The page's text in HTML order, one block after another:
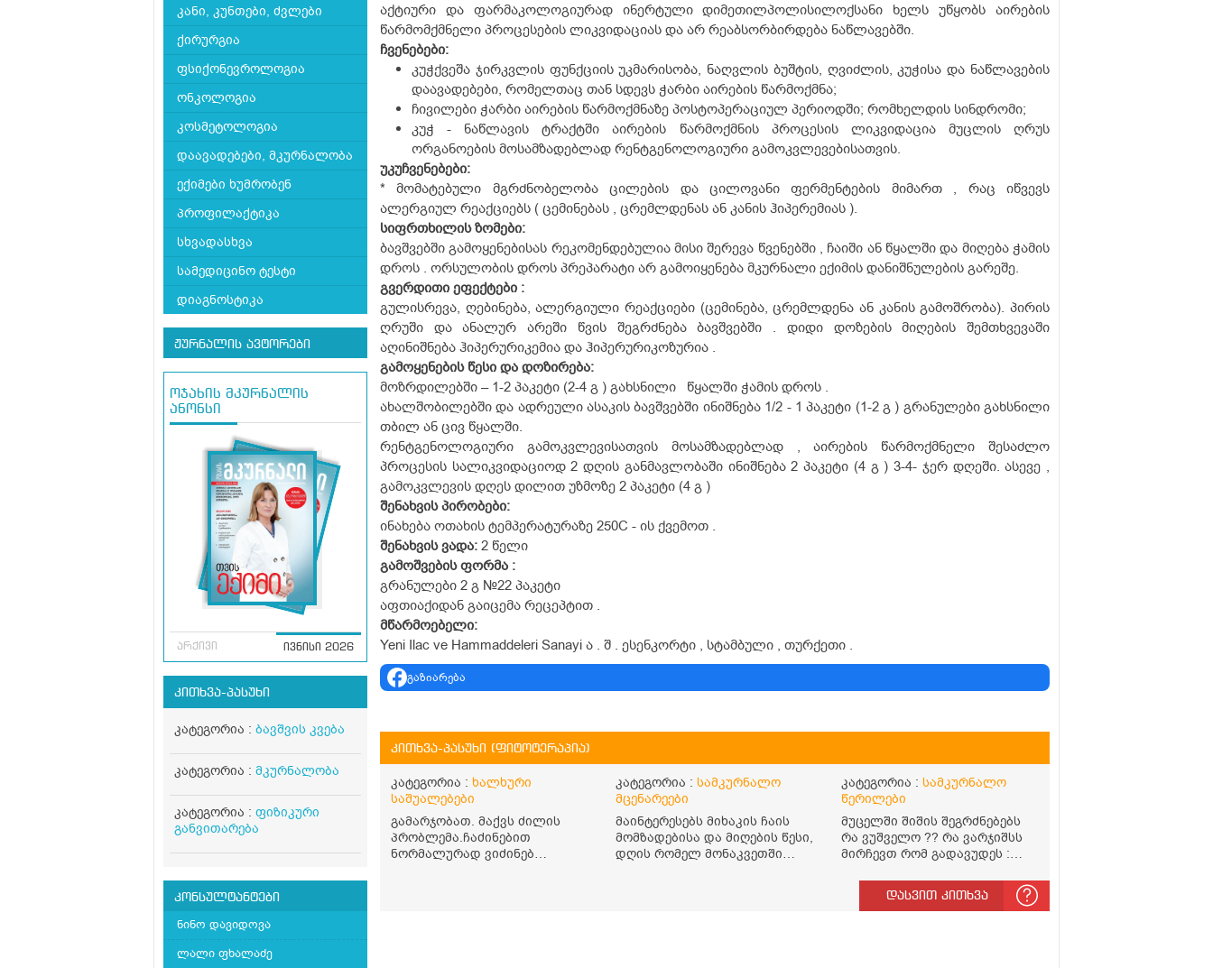
კანი, კუნთები, ძვლები
ქირურგია
ფსიქონევროლოგია
ონკოლოგია
კოსმეტოლოგია
დაავადებები, მკურნალობა
ექიმები ხუმრობენ
პროფილაქტიკა
სხვადასხვა
სამედიცინო ტესტი
დიაგნოსტიკა
ჟურნალის ავტორები
ოჯახის მკურნალის
ანონსი
არქივი ივნისი 2026
კითხვა-პასუხი
კატეგორია : ბავშვის კვება
კატეგორია : მკურნალობა
კატეგორია : ფიზიკური
განვითარება
კონსულტანტები
ნინო დავიდოვა
ლალი ფხალაძე
აქტიური და ფარმაკოლოგიურად ინერტული დიმეთილპოლისილოქსანი ხელს უწყობს აირების
წარმომქმნელი პროცესების ლიკვიდაციას და არ რეაბსორბირდება ნაწლავებში.
ჩვენებები:
კუჭქვეშა ჯირკვლის ფუნქციის უკმარისობა, ნაღვლის ბუშტის, ღვიძლის, კუჭისა და ნაწლავების
დაავადებები, რომელთაც თან სდევს ჭარბი აირების წარმოქმნა;
ჩივილები ჭარბი აირების წარმოქმნაზე პოსტოპერაციულ პერიოდში; რომხელდის სინდრომი;
კუჭ - ნაწლავის ტრაქტში აირების წარმოქმნის პროცესის ლიკვიდაცია მუცლის ღრუს
ორგანოების მოსამზადებლად რენტგენოლოგიური გამოკვლევებისათვის.
უკუჩვენებები:
* მომატებული მგრძნობელობა ცილების და ცილოვანი ფერმენტების მიმართ , რაც იწვევს
ალერგიულ რეაქციებს ( ცემინებას , ცრემლდენას ან კანის ჰიპერემიას ).
სიფრთხილისზომები:
ბავშვებში გამოყენებისას რეკომენდებულია მისი შერევა წვენებში , ჩაიში ან წყალში და მიღება ჭამის
დროს . ორსულობის დროს პრეპარატი არ გამოიყენება მკურნალი ექიმის დანიშნულების გარეშე.
გვერდითი ეფექტები :
გულისრევა, ღებინება, ალერგიული რეაქციები (ცემინება, ცრემლდენა ან კანის გამოშრობა). პირის
ღრუში და ანალურ არეში წვის შეგრძნება ბავშვებში . დიდი დოზების მიღების შემთხვევაში
აღინიშნება ჰიპერურიკემია და ჰიპერურიკოზურია .
გამოყენების წესი და დოზირება:
მოზრდილებში – 1-2 პაკეტი (2-4 გ ) გახსნილი წყალში ჭამის დროს .
ახალშობილებში და ადრეული ასაკის ბავშვებში ინიშნება 1/2 - 1 პაკეტი (1-2 გ ) გრანულები გახსნილი
თბილ ან ცივ წყალში.
რენტგენოლოგიური გამოკვლევისათვის მოსამზადებლად , აირების წარმოქმნელი შესაძლო
პროცესის სალიკვიდაციოდ 2 დღის განმავლობაში ინიშნება 2 პაკეტი (4 გ ) 3-4- ჯერ დღეში. ასევე ,
გამოკვლევის დღეს დილით უზმოზე 2 პაკეტი (4 გ )
შენახვისპირობები:
ინახება ოთახის ტემპერატურაზე 250C - ის ქვემოთ .
შენახვისვადა: 2 წელი
გამოშვებისფორმა :
გრანულები 2 გ №22 პაკეტი
აფთიაქიდან გაიცემა რეცეპტით .
მწარმოებელი:
Yeni Ilac ve Hammaddeleri Sanayi ა . შ . ესენკორტი , სტამბული , თურქეთი .
გაზიარება
კითხვა-პასუხი (ფიტოტერაპია)
კატეგორია : ხალხური
საშუალებები
გამარჯობათ. მაქვს ძილის
პრობლემა.ჩაძინებით
ნორმალურად ვიძინებ
კატეგორია :სამკურნალო
მცენარეები
მაინტერესებს მიხაკის ჩაის
მომზადებისა და მიღების წესი,
დღის რომელ მონაკვეთში
კატეგორია : სამკურნალო
წერილები
მუცელში შიშის შეგრძნებებს
რა ვუშველო ?? რა ვარჯიშსს
მირჩევთ რომ გადავუდეს :
დასვით კითხვა